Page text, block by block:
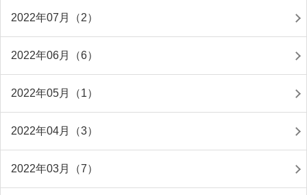
2022年07月（2）
2022年06月（6）
2022年05月（1）
2022年04月（3）
2022年03月（7）